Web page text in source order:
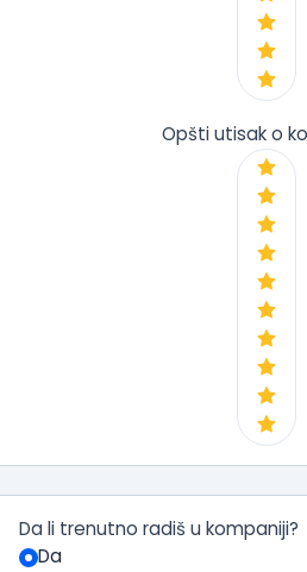
Opšti utisak o
Da li trenutno radiš u kompaniji?
Da